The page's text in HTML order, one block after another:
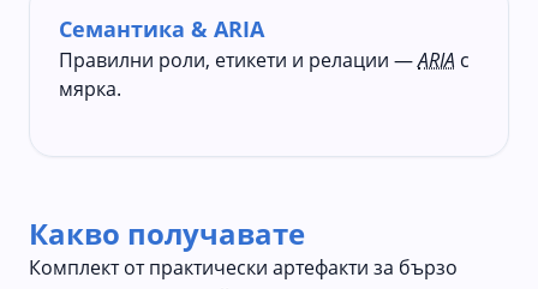
Семантика & ARIA
Правилни роли, етикети и релации —ARIA с
мярка.
Какво получавате
Комплект от практически артефакти за бързо